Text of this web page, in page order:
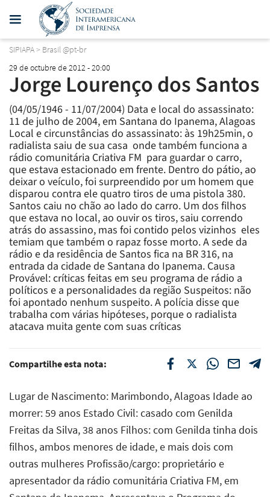
SIPIAPA> Brasil @pt-br
29 de octubre de 2012 - 20:00
Jorge Lourenço dos Santos
(04/05/1946 - 11/07/2004) Data e local do assassinato:
11 de julho de 2004, em Santana do Ipanema, Alagoas
Local e circunstâncias do assassinato: às 19h25min, o
radialista saiu de sua casa  onde também funciona a
rádio comunitária Criativa FM  para guardar o carro,
que estava estacionado em frente. Dentro do pátio, ao
deixar o veículo, foi surpreendido por um homem que
disparou contra ele quatro tiros de uma pistola 380.
Santos caiu no chão ao lado do carro. Um dos filhos
que estava no local, ao ouvir os tiros, saiu correndo
atrás do assassino, mas foi contido pelos vizinhos  eles
temiam que também o rapaz fosse morto. A sede da
rádio e da residência de Santos fica na BR 316, na
entrada da cidade de Santana do Ipanema. Causa
Provável: críticas feitas em seu programa de rádio a
políticos e a personalidades da região Suspeitos: não
foi apontado nenhum suspeito. A polícia disse que
trabalha com várias hipóteses, porque o radialista
atacava muita gente com suas críticas
Compartilhe esta nota:
Lugar de Nascimento: Marimbondo, Alagoas Idade ao
morrer: 59 anos Estado Civil: casado com Genilda
Freitas da Silva, 38 anos Filhos: com Genilda tinha dois
filhos, ambos menores de idade, e mais dois com
outras mulheres Profissão/cargo: proprietário e
apresentador da rádio comunitária Criativa FM, em